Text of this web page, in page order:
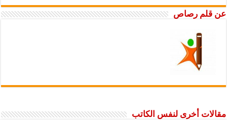
عن قلم رصاص
مقالات أخرى لنفس الكاتب